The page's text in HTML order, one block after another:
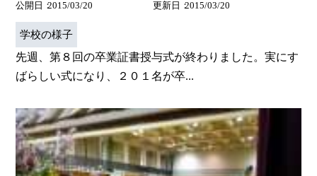
公開日 2015/03/20 更新日 2015/03/20
学校の様子
先週、第８回の卒業証書授与式が終わりました。実にす
ばらしい式になり、２０１名が卒...